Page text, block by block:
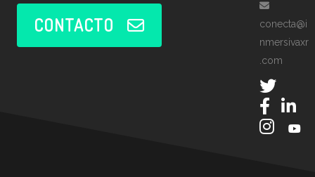
CONTACTO
conecta@i
nmersivaxr
.com